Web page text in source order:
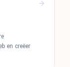
en creëer